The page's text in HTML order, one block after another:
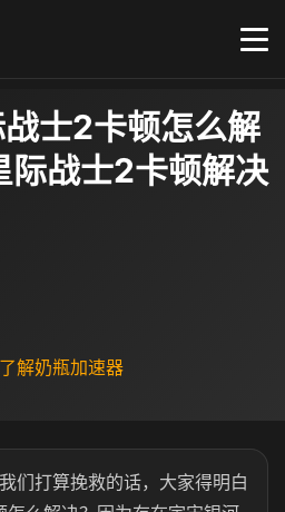
士2卡顿怎么解
战士2卡顿解决
解奶瓶加速器
们打算挽救的话，大家得明白